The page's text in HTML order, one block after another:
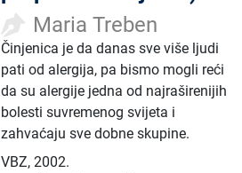
Maria Treben
Činjenica je da danas sve više ljudi
pati od alergija, pa bismo mogli reći
da su alergije jedna od najraširenijih
bolesti suvremenog svijeta i
zahvaćaju sve dobne skupine.
VBZ,2002.